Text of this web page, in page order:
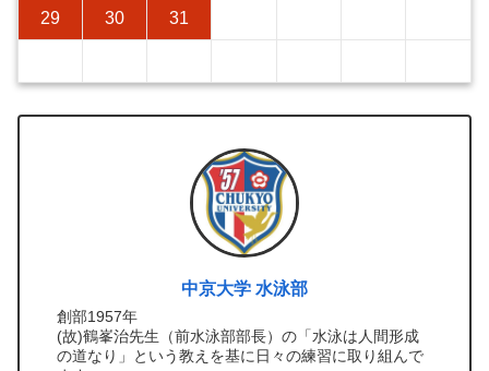
29 30 31
中京大学 水泳部
創部1957年
(故)鶴峯治先生（前水泳部部長）の「水泳は人間形成
の道なり」という教えを基に日々の練習に取り組んで